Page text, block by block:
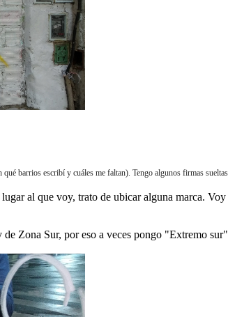
barrios escribí y cuáles me faltan). Tengo algunos firmas
al que voy, trato de ubicar alguna marca.
Zona Sur, por eso a veces pongo "Extremo